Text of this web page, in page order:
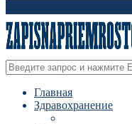
Главная
Здравохранение